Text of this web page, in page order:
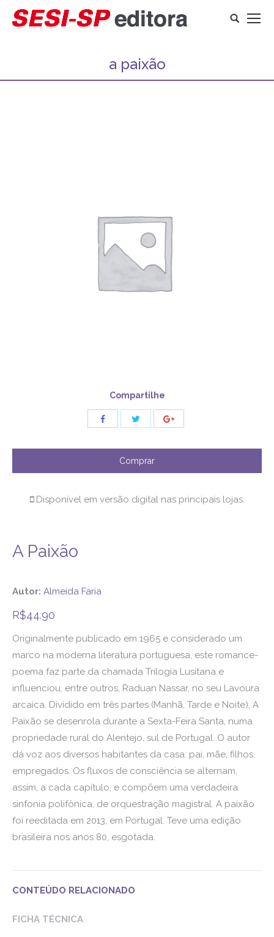
Search:
a paixão
Compartilhe
Share
Facebook
Share
Comprar
Disponível em versão digital nas principais lojas.
A Paixão
Autor: Almeida Faria
R$44.90
Originalmente publicado em 1965 e considerado um
marco na moderna literatura portuguesa, este romance-
poema faz parte da chamada Trilogia Lusitana e
influenciou, entre outros, Raduan Nassar, no seu Lavoura
arcaica. Dividido em três partes (Manhã, Tarde e Noite), A
Paixão se desenrola durante a Sexta-Feira Santa, numa
propriedade rural do Alentejo, sul de Portugal. O autor
dá voz aos diversos habitantes da casa: pai, mãe, filhos,
empregados. Os fluxos de consciência se alternam,
assim, a cada capítulo, e compõem uma verdadeira
sinfonia polifônica, de orquestração magistral. A paixão
foi reeditada em 2013, em Portugal. Teve uma edição
brasileira nos anos 80, esgotada.
CONTEÚDO RELACIONADO
FICHA TÉCNICA